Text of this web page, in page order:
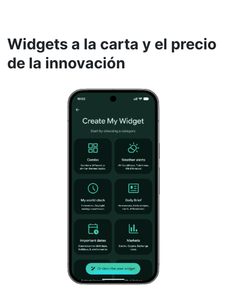
Widgets a la carta y el precio
de la innovación